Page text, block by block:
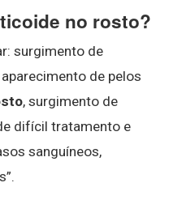
no rosto?
surgimento de
de pelos
, surgimento de
difícil tratamento e
sanguíneos,